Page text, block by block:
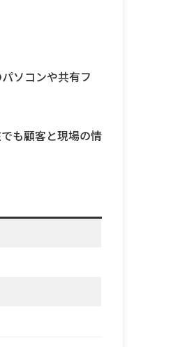
ソコンや共有フ
も顧客と現場の情